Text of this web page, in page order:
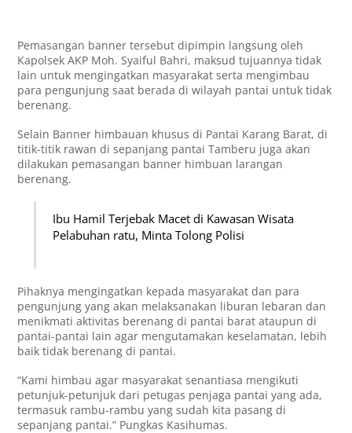
Pemasangan banner tersebut dipimpin langsung oleh
Kapolsek AKP Moh. Syaiful Bahri, maksud tujuannya tidak
lain untuk mengingatkan masyarakat serta mengimbau
para pengunjung saat berada di wilayah pantai untuk tidak
berenang.
Selain Banner himbauan khusus di Pantai Karang Barat, di
titik-titik rawan di sepanjang pantai Tamberu juga akan
dilakukan pemasangan banner himbuan larangan
berenang.
Ibu Hamil Terjebak Macet di Kawasan Wisata
Pelabuhan ratu, Minta Tolong Polisi
Pihaknya mengingatkan kepada masyarakat dan para
pengunjung yang akan melaksanakan liburan lebaran dan
menikmati aktivitas berenang di pantai barat ataupun di
pantai-pantai lain agar mengutamakan keselamatan, lebih
baik tidak berenang di pantai.
“Kami himbau agar masyarakat senantiasa mengikuti
petunjuk-petunjuk dari petugas penjaga pantai yang ada,
termasuk rambu-rambu yang sudah kita pasang di
sepanjang pantai.” Pungkas Kasihumas.